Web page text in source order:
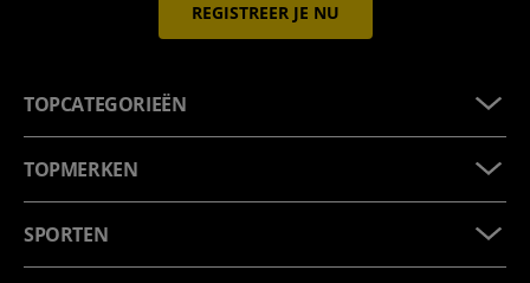
REGISTREER JE NU
TOPCATEGORIEËN
TOPMERKEN
SPORTEN